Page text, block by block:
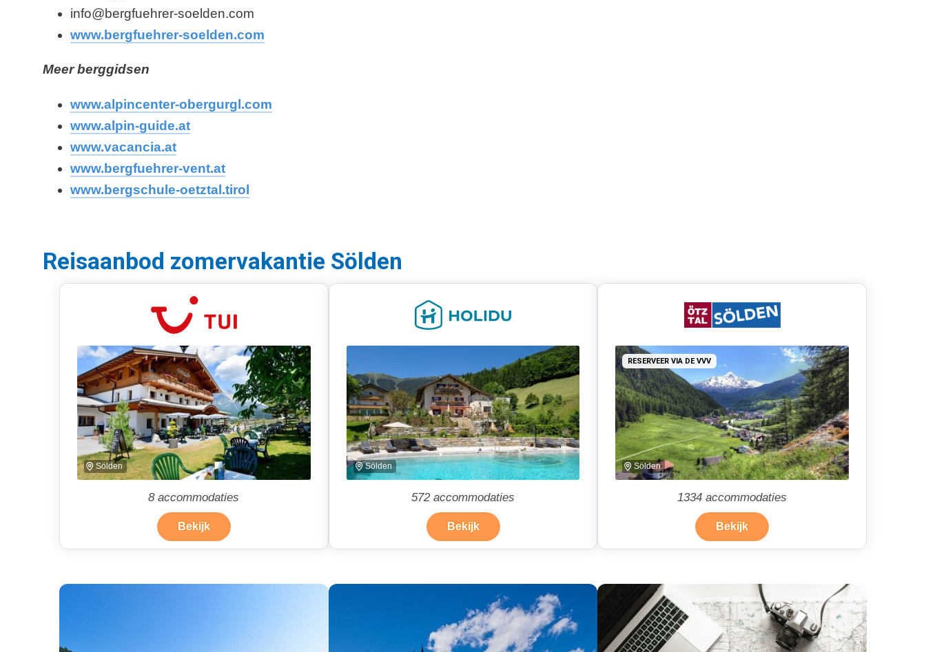
info@bergfuehrer-soelden.com
www.bergfuehrer-soelden.com
Meer berggidsen
www.alpincenter-obergurgl.com
www.alpin-guide.at
www.vacancia.at
www.bergfuehrer-vent.at
www.bergschule-oetztal.tirol
Reisaanbod zomervakantie Sölden
Sölden
8accommodaties
Bekijk
Sölden
572 accommodaties
Bekijk
Sölden
RESERVEER VIA DE VVV
1334accommodaties
Bekijk